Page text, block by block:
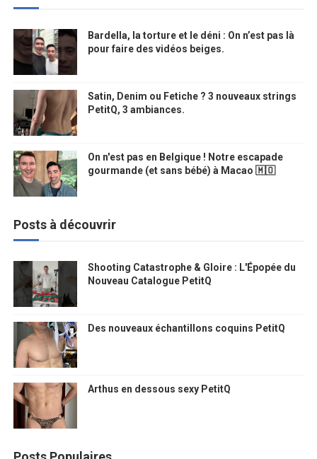
Bardella, la torture et le déni : On n’est pas là
pour faire des vidéos beiges.
Satin, Denim ou Fetiche ? 3 nouveaux strings
PetitQ, 3 ambiances.
On n'est pas en Belgique ! Notre escapade
gourmande (et sans bébé) à Macao 🇲🇴
Posts à découvrir
Shooting Catastrophe & Gloire : L'Épopée du
Nouveau Catalogue PetitQ
Des nouveaux échantillons coquins PetitQ
Arthus en dessous sexy PetitQ